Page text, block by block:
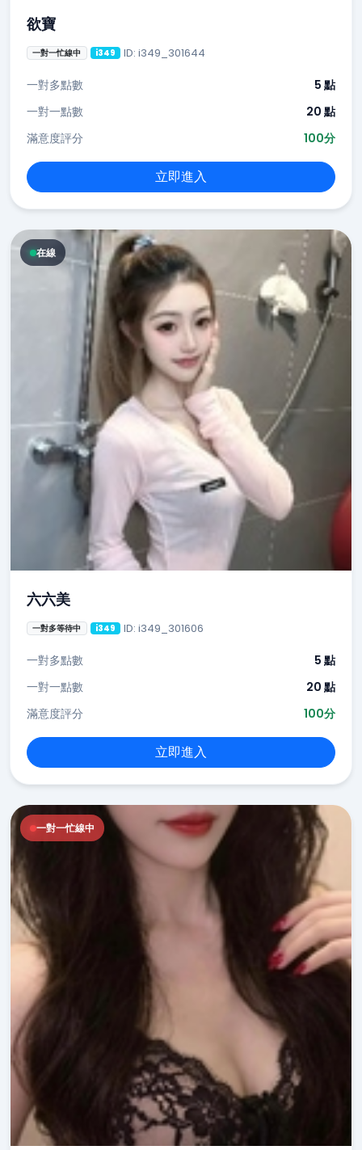
欲寶
一對一忙線中 i349 ID: i349_301644
一對多點數
5 點
一對一點數
20 點
滿意度評分
100分
立即進入
在線
六六美
一對多等待中 i349 ID: i349_301606
一對多點數
5 點
一對一點數
20 點
滿意度評分
100分
立即進入
一對一忙線中